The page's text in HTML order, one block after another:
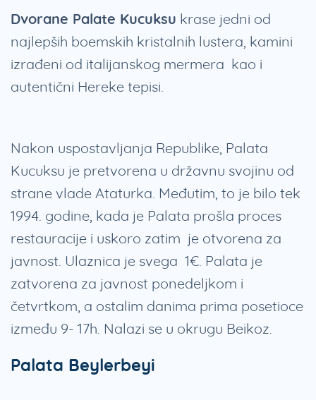
Dvorane Palate Kucuksu krase jedni od
najlepših boemskih kristalnih lustera, kamini
izrađeni od italijanskog mermera kao i
autentični Hereke tepisi.
Nakon uspostavljanja Republike, Palata
Kucuksu je pretvorena u državnu svojinu od
strane vlade Ataturka. Međutim, to je bilo tek
1994. godine, kada je Palata prošla proces
restauracije i uskoro zatim je otvorena za
javnost. Ulaznica je svega 1€. Palata je
zatvorena za javnost ponedeljkom i
četvrtkom, a ostalim danima prima posetioce
između 9- 17h. Nalazi se u okrugu Beikoz.
Palata Beylerbeyi